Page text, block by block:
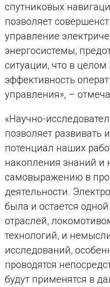
спутниковых
позволяет
управление
энергосистемы,
ситуации, что в
эффективность
управления», –
«Научно-
позволяет развивать
потенциал наших
накопления знаний и
самовыражению в
деятельности.
была и остается
отраслей,
технологий, и
исследований,
проводятся
будут применятся в